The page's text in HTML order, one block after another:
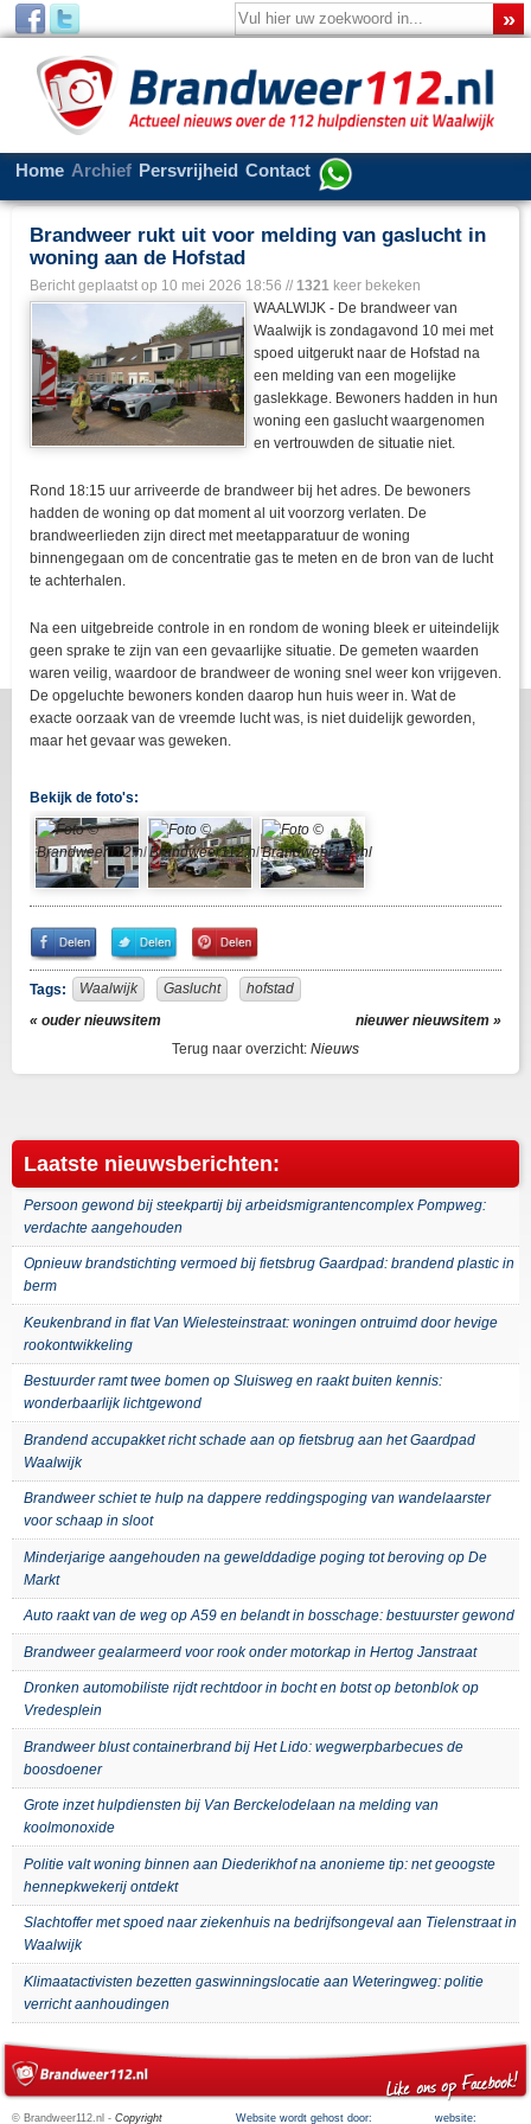
Home Archief Persvrijheid Contact
Brandweer rukt uit voor melding van gaslucht in
woning aan de Hofstad
Bericht geplaatst op 10 mei 2026 18:56 // 1321 keer bekeken
WAALWIJK - De brandweer van
Waalwijk is zondagavond 10 mei met
spoed uitgerukt naar de Hofstad na
een melding van een mogelijke
gaslekkage. Bewoners hadden in hun
woning een gaslucht waargenomen
en vertrouwden de situatie niet.
Rond 18:15 uur arriveerde de brandweer bij het adres. De bewoners
hadden de woning op dat moment al uit voorzorg verlaten. De
brandweerlieden zijn direct met meetapparatuur de woning
binnengegaan om de concentratie gas te meten en de bron van de lucht
te achterhalen.
Na een uitgebreide controle in en rondom de woning bleek er uiteindelijk
geen sprake te zijn van een gevaarlijke situatie. De gemeten waarden
waren veilig, waardoor de brandweer de woning snel weer kon vrijgeven.
De opgeluchte bewoners konden daarop hun huis weer in. Wat de
exacte oorzaak van de vreemde lucht was, is niet duidelijk geworden,
maar het gevaar was geweken.
Bekijk de foto's:
Share
on
Facebook
Share
on
Twitter
Pin
It!
Tags: Waalwijk Gaslucht
hofstad
« ouder nieuwsitem
nieuwer nieuwsitem »
Terug naar overzicht: Nieuws
Laatste nieuwsberichten:
Persoon gewond bij steekpartij bij arbeidsmigrantencomplex Pompweg:
verdachte aangehouden
Opnieuw brandstichting vermoed bij fietsbrug Gaardpad: brandend plastic in
berm
Keukenbrand in flat Van Wielesteinstraat: woningen ontruimd door hevige
rookontwikkeling
Bestuurder ramt twee bomen op Sluisweg en raakt buiten kennis:
wonderbaarlijk lichtgewond
Brandend accupakket richt schade aan op fietsbrug aan het Gaardpad
Waalwijk
Brandweer schiet te hulp na dappere reddingspoging van wandelaarster
voor schaap in sloot
Minderjarige aangehouden na gewelddadige poging tot beroving op De
Markt
Auto raakt van de weg op A59 en belandt in bosschage: bestuurster gewond
Brandweer gealarmeerd voor rook onder motorkap in Hertog Janstraat
Dronken automobiliste rijdt rechtdoor in bocht en botst op betonblok op
Vredesplein
Brandweer blust containerbrand bij Het Lido: wegwerpbarbecues de
boosdoener
Grote inzet hulpdiensten bij Van Berckelodelaan na melding van
koolmonoxide
Politie valt woning binnen aan Diederikhof na anonieme tip: net geoogste
hennepkwekerij ontdekt
Slachtoffer met spoed naar ziekenhuis na bedrijfsongeval aan Tielenstraat in
Waalwijk
Klimaatactivisten bezetten gaswinningslocatie aan Weteringweg: politie
verricht aanhoudingen
© Brandweer112.nl - Copyright Website wordt gehost door: website: